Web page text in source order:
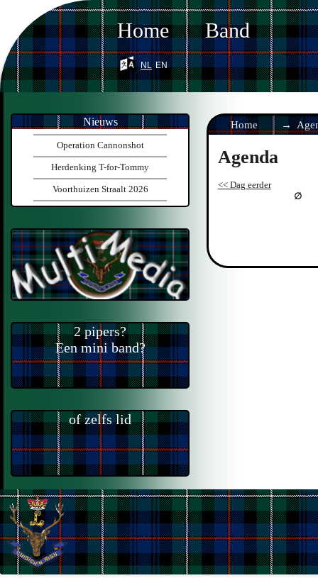
Home Band
nl en
Home
Agenda
<< Dag eerder
Nieuws
Operation Cannonshot
Herdenking T-for-Tommy
Voorthuizen Straalt 2026
2 pipers?
Een mini band?
of zelfs lid